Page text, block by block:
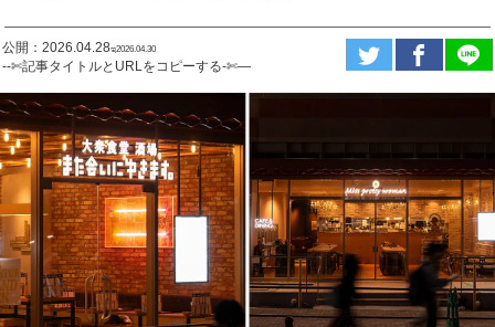
公開：2026.04.28ಇ2026.04.30
--✄記事タイトルとURLをコピーする-✄—